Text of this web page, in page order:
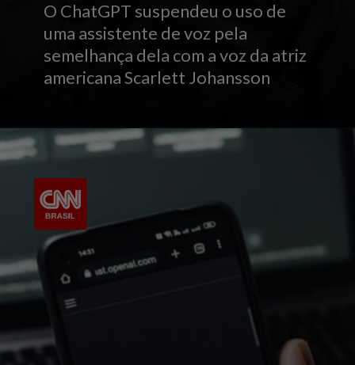
O ChatGPT suspendeu o uso de
uma assistente de voz pela
semelhança dela com a voz da atriz
americana Scarlett Johansson